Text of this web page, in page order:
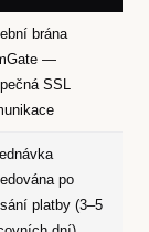
brána
—
SSL
po
platby (3–5